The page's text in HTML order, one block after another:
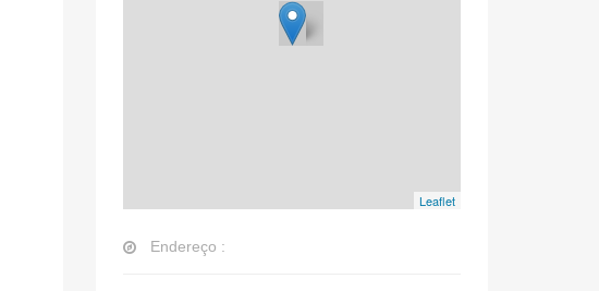
Leaflet
Endereço :